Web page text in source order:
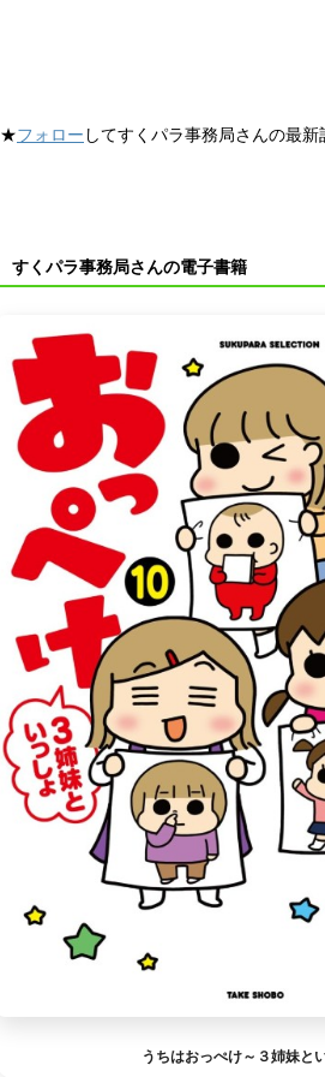
★フォロー してすくパラ事務局さんの最
すくパラ事務局さんの電子書籍
うちはおっぺけ～３姉妹と